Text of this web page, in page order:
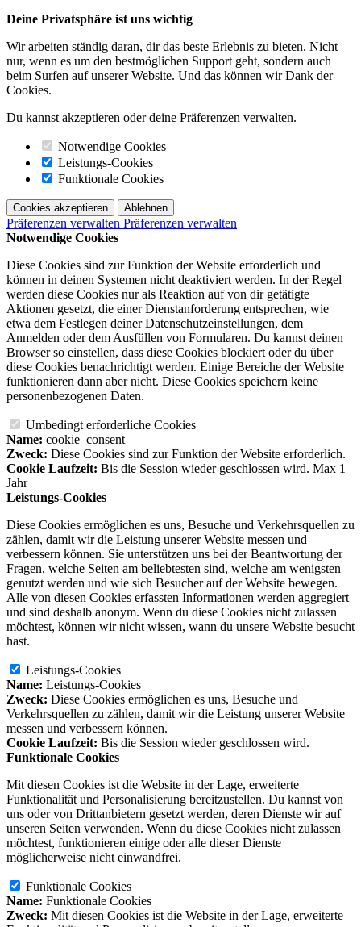
Deine Privatsphäre ist uns wichtig
Wir arbeiten ständig daran, dir das beste Erlebnis zu bieten. Nicht
nur, wenn es um den bestmöglichen Support geht, sondern auch
beim Surfen auf unserer Website. Und das können wir Dank der
Cookies.
Du kannst akzeptieren oder deine Präferenzen verwalten.
Notwendige Cookies
Leistungs-Cookies
Funktionale Cookies
Cookies akzeptieren Ablehnen
Präferenzen verwalten Präferenzen verwalten
Notwendige Cookies
Diese Cookies sind zur Funktion der Website erforderlich und
können in deinen Systemen nicht deaktiviert werden. In der Regel
werden diese Cookies nur als Reaktion auf von dir getätigte
Aktionen gesetzt, die einer Dienstanforderung entsprechen, wie
etwa dem Festlegen deiner Datenschutzeinstellungen, dem
Anmelden oder dem Ausfüllen von Formularen. Du kannst deinen
Browser so einstellen, dass diese Cookies blockiert oder du über
diese Cookies benachrichtigt werden. Einige Bereiche der Website
funktionieren dann aber nicht. Diese Cookies speichern keine
personenbezogenen Daten.
Umbedingt erforderliche Cookies
Name: cookie_consent
Zweck: Diese Cookies sind zur Funktion der Website erforderlich.
Cookie Laufzeit: Bis die Session wieder geschlossen wird. Max 1
Jahr
Leistungs-Cookies
Diese Cookies ermöglichen es uns, Besuche und Verkehrsquellen zu
zählen, damit wir die Leistung unserer Website messen und
verbessern können. Sie unterstützen uns bei der Beantwortung der
Fragen, welche Seiten am beliebtesten sind, welche am wenigsten
genutzt werden und wie sich Besucher auf der Website bewegen.
Alle von diesen Cookies erfassten Informationen werden aggregiert
und sind deshalb anonym. Wenn du diese Cookies nicht zulassen
möchtest, können wir nicht wissen, wann du unsere Website besucht
hast.
Leistungs-Cookies
Name: Leistungs-Cookies
Zweck: Diese Cookies ermöglichen es uns, Besuche und
Verkehrsquellen zu zählen, damit wir die Leistung unserer Website
messen und verbessern können.
Cookie Laufzeit: Bis die Session wieder geschlossen wird.
Funktionale Cookies
Mit diesen Cookies ist die Website in der Lage, erweiterte
Funktionalität und Personalisierung bereitzustellen. Du kannst von
uns oder von Drittanbietern gesetzt werden, deren Dienste wir auf
unseren Seiten verwenden. Wenn du diese Cookies nicht zulassen
möchtest, funktionieren einige oder alle dieser Dienste
möglicherweise nicht einwandfrei.
Funktionale Cookies
Name: Funktionale Cookies
Zweck: Mit diesen Cookies ist die Website in der Lage, erweiterte